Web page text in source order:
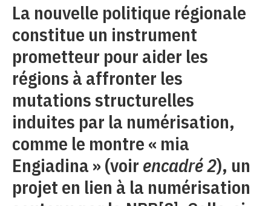
La nouvelle politique régionale
constitue un instrument
prometteur pour aider les
régions à affronter les
mutations structurelles
induites par la numérisation,
comme le montre « mia
Engiadina » (voir encadré 2), un
projet en lien à la numérisation